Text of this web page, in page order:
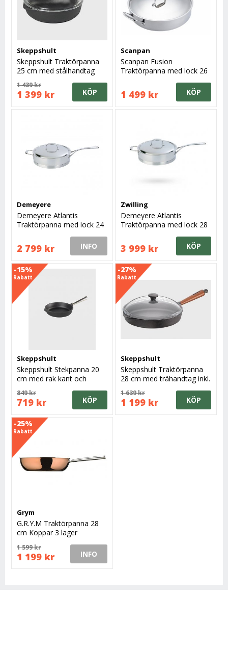
Skeppshult
Skeppshult Traktörpanna
25 cm med stålhandtag
1 439 kr
1 399 kr KÖP
Scanpan
Scanpan Fusion
Traktörpanna med lock 26
1 499 kr KÖP
Demeyere
Demeyere Atlantis
Traktörpanna med lock 24
2 799 kr INFO
Zwilling
Demeyere Atlantis
Traktörpanna med lock 28
3 999 kr KÖP
-15%
Rabatt
Skeppshult
Skeppshult Stekpanna 20
cm med rak kant och
stålhandtag
849 kr
719 kr KÖP
-27%
Rabatt
Skeppshult
Skeppshult Traktörpanna
28 cm med trähandtag inkl.
glaslock
1 639 kr
1 199 kr KÖP
-25%
Rabatt
Grym
G.R.Y.M Traktörpanna 28
cm Koppar 3 lager
1 599 kr
1 199 kr INFO